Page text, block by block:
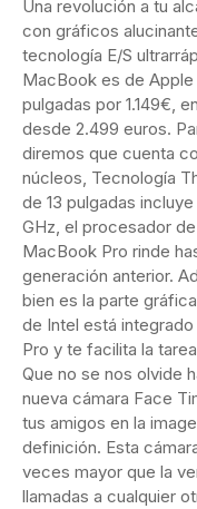
Una revolución a tu
con gráficos
tecnología E/S
MacBook es de
pulgadas por 1.149€,
desde 2.499 euros.
diremos que cuenta
núcleos, Tecnología
de 13 pulgadas
GHz, el procesador
MacBook Pro rinde
generación anterior.
bien es la parte
de Intel está
Pro y te facilita la
Que no se nos olvide
nueva cámara Face
tus amigos en la
definición. Esta
veces mayor que la
llamadas a cualquier